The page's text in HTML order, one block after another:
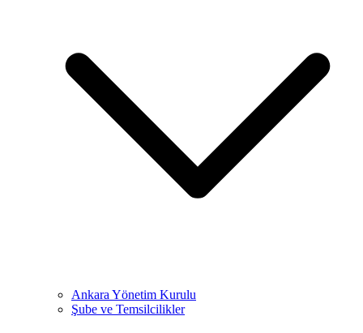
Ankara Yönetim Kurulu
Şube ve Temsilcilikler